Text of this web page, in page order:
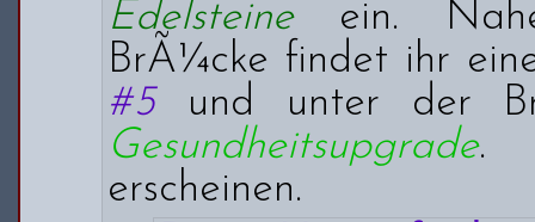
Edelsteineein.
BrÃ¼cke findet ihr
#5und unter der
Gesundheitsupgrade.
erscheinen.